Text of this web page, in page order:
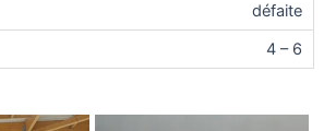
défaite
4 – 6